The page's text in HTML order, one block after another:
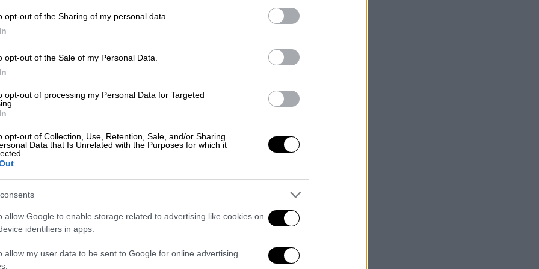
opt-out of the Sharing of my personal data.
opt-out of the Sale of my Personal Data.
opt-out of processing my Personal Data for Targeted
opt-out of Collection, Use, Retention, Sale, and/or Sharing
Data that Is Unrelated with the Purposes for which it
allow Google to enable storage related to advertising like cookies on
identifiers in apps.
allow my user data to be sent to Google for online advertising
το ΕΘΝΟΣ στη Google
τηλεφώνησε στους ανώτατους διοικητές
προκειμένου να τους συγχαρεί για το
δυνάμεων, όπως μεταδίδουν
το